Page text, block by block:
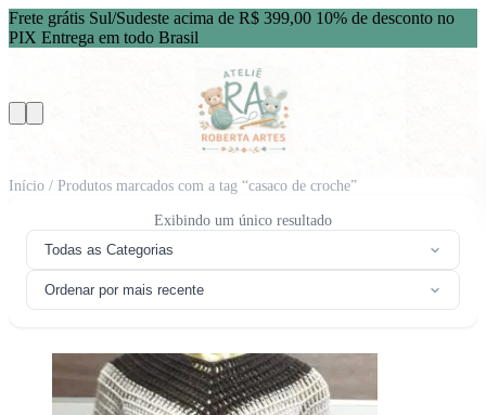
Frete grátis Sul/Sudeste acima de R$ 399,00 10% de desconto no
PIX Entrega em todo Brasil
Início / Produtos marcados com a tag “casaco de croche”
Exibindo um único resultado
Todas as Categorias
Ordenar por mais recente